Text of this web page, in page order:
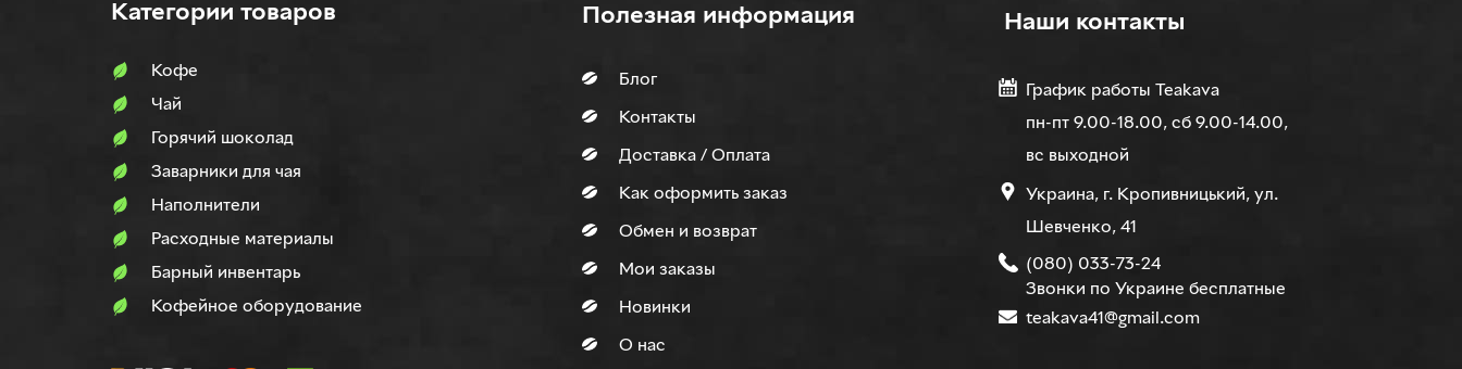
Категории товаров
Кофе
Чай
Горячий шоколад
Заварники для чая
Наполнители
Расходные материалы
Барный инвентарь
Кофейное оборудование
Полезная информация
Блог
Контакты
Доставка / Оплата
Как оформить заказ
Обмен и возврат
Мои заказы
Новинки
О нас
Наши контакты
График работы Teakava
пн-пт 9.00-18.00, сб 9.00-14.00,
вс выходной
Украина, г. Кропивницький, ул.
Шевченко, 41
(080) 033-73-24
Звонки по Украине бесплатные
teakava41@gmail.com